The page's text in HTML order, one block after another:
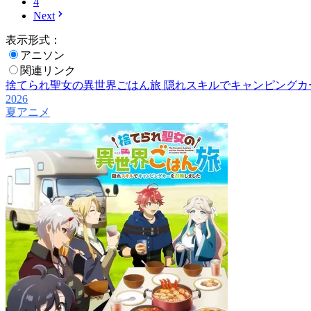
Next
表示形式：
アニソン
関連リンク
捨てられ聖女の異世界ごはん旅 隠れスキルでキャンピング
2026
夏アニメ